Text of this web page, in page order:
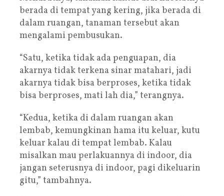
berada di tempat yang kering, jika berada di
dalam ruangan, tanaman tersebut akan
mengalami pembusukan.
“Satu, ketika tidak ada penguapan, dia
akarnya tidak terkena sinar matahari, jadi
akarnya tidak bisa berproses, ketika tidak
bisa berproses, mati lah dia,” terangnya.
“Kedua, ketika di dalam ruangan akan
lembab, kemungkinan hama itu keluar, kutu
keluar kalau di tempat lembab. Kalau
misalkan mau perlakuannya di indoor, dia
jangan seterusnya di indoor, pagi dikeluarin
gitu,” tambahnya.